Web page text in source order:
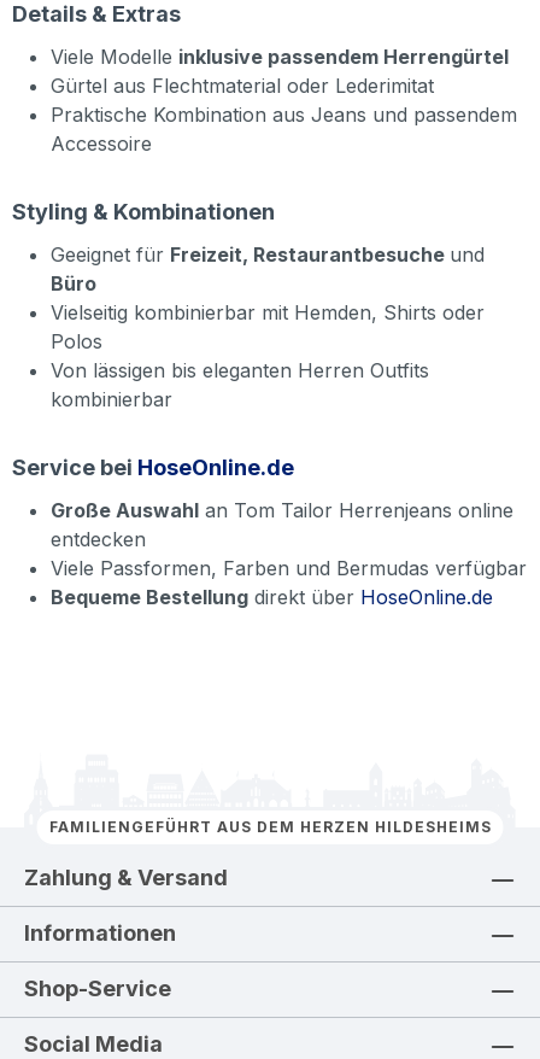
Details & Extras
Viele Modelle inklusive passendem Herrengürtel
Gürtel aus Flechtmaterial oder Lederimitat
Praktische Kombination aus Jeans und passendem
Accessoire
Styling & Kombinationen
Geeignet für Freizeit, Restaurantbesuche und
Büro
Vielseitig kombinierbar mit Hemden, Shirts oder
Polos
Von lässigen bis eleganten Herren Outfits
kombinierbar
Service bei HoseOnline.de
Große Auswahl an Tom Tailor Herrenjeans online
entdecken
Viele Passformen, Farben und Bermudas verfügbar
Bequeme Bestellung direkt über HoseOnline.de
FAMILIENGEFÜHRT AUS DEM HERZEN HILDESHEIMS
Zahlung & Versand
Informationen
Shop-Service
Social Media